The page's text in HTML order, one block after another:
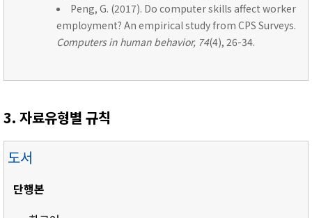
Peng, G. (2017). Do computer skills affect worker
employment? An empirical study from CPS Surveys.
Computers in human behavior, 74(4), 26-34.
3. 자료유형별 규칙
도서
단행본